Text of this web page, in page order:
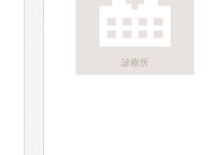
診療所